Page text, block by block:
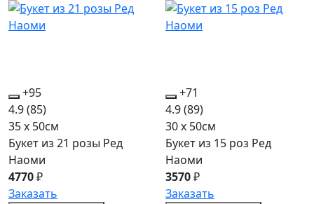
+95
4.9(85)
35 x 50см
Букет из 21 розы Ред
Наоми
4770₽
Заказать
+71
4.9(89)
30 x 50см
Букет из 15 роз Ред
Наоми
3570₽
Заказать